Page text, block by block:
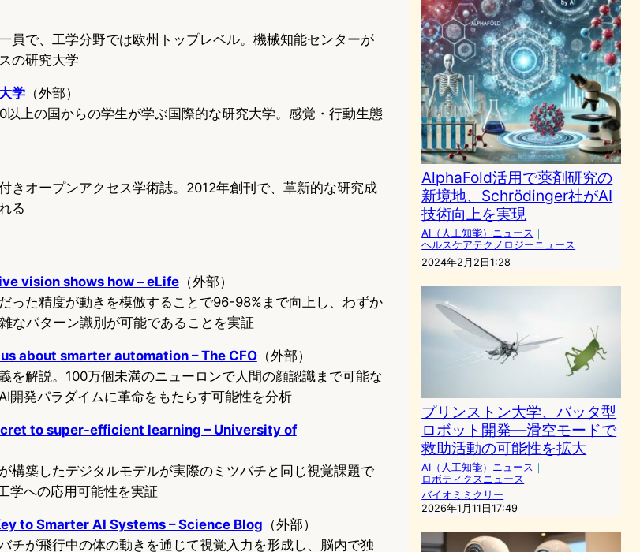
員で、工学分野では欧州トップレベル。機械知能センターが
の研究大学
学（外部）
以上の国からの学生が学ぶ国際的な研究大学。感覚・行動生態
きオープンアクセス学術誌。2012年創刊で、革新的な研究成
る
vision shows how – eLife（外部）
った精度が動きを模倣することで96-98%まで向上し、わずか
なパターン識別が可能であることを実証
about smarter automation – The CFO（外部）
を解説。100万個未満のニューロンで人間の顔認識まで可能な
開発パラダイムに革命をもたらす可能性を分析
to super-efficient learning – University of
構築したデジタルモデルが実際のミツバチと同じ視覚課題で
学への応用可能性を実証
to Smarter AI Systems – Science Blog （外部）
チが飛行中の体の動きを通じて視覚入力を形成し、脳内で独
AlphaFold活用で薬剤研究の
新境地、Schrödinger社がAI
技術向上を実現
AI（人工知能）ニュース ｜
ヘルスケアテクノロジーニュース
2024年2月2日1:28
プリンストン大学、バッタ型
ロボット開発—滑空モードで
救助活動の可能性を拡大
AI（人工知能）ニュース ｜
ロボティクスニュース
バイオミミクリー
2026年1月11日17:49